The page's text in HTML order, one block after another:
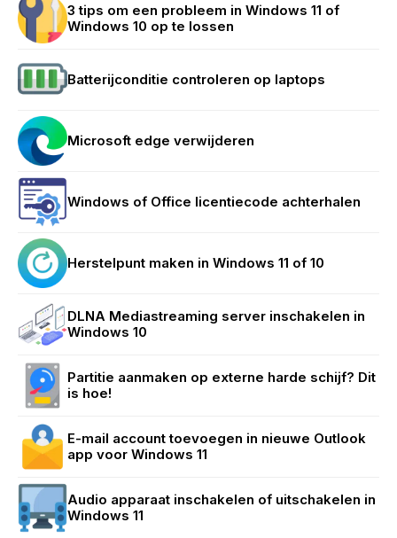
3 tips om een probleem in Windows 11 of
Windows 10 op te lossen
Batterijconditie controleren op laptops
Microsoft edge verwijderen
Windows of Office licentiecode achterhalen
Herstelpunt maken in Windows 11 of 10
DLNA Mediastreaming server inschakelen in
Windows 10
Partitie aanmaken op externe harde schijf? Dit
is hoe!
E-mail account toevoegen in nieuwe Outlook
app voor Windows 11
Audio apparaat inschakelen of uitschakelen in
Windows 11